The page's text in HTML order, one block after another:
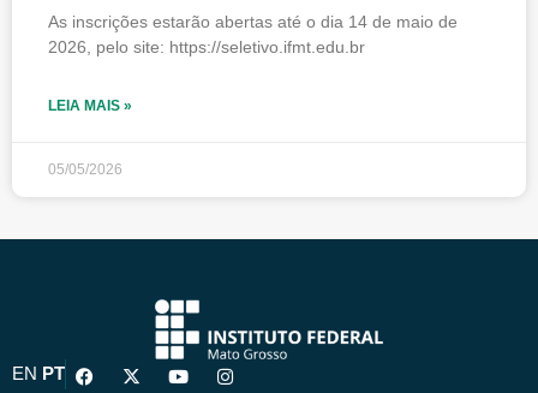
As inscrições estarão abertas até o dia 14 de maio de
2026, pelo site: https://seletivo.ifmt.edu.br
LEIA MAIS »
05/05/2026
EN PT
F
a
X
-
Y
o
I
n